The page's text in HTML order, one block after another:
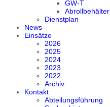
GW-T
Abrollbehälter
Dienstplan
News
Einsätze
2026
2025
2024
2023
2022
Archiv
Kontakt
Abteilungsführung